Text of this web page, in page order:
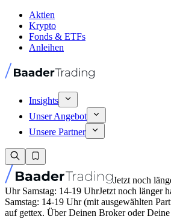
Aktien
Krypto
Fonds & ETFs
Anleihen
Insights
Unser Angebot
Unsere Partner
Jetzt noch
Uhr Samstag: 14-19 UhrJetzt noch länger
Samstag: 14-19 Uhr (mit ausgewählten
auf gettex. Über Deinen Broker oder